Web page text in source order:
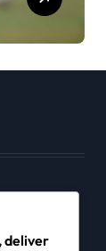
deliver